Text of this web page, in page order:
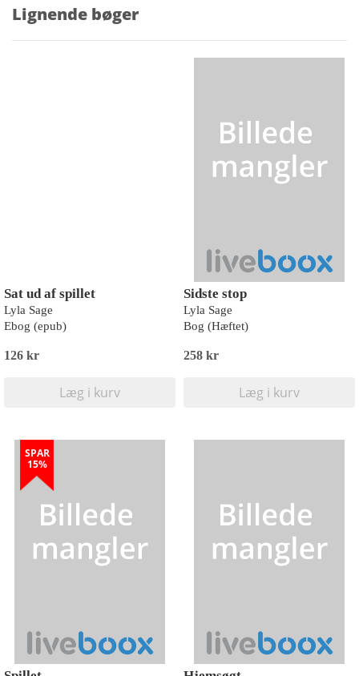
Lignende bøger
Sat ud af spillet
Lyla Sage
Ebog (epub)
126 kr
Læg i kurv
Sidste stop
Lyla Sage
Bog (Hæftet)
258 kr
Læg i kurv
SPAR
15%